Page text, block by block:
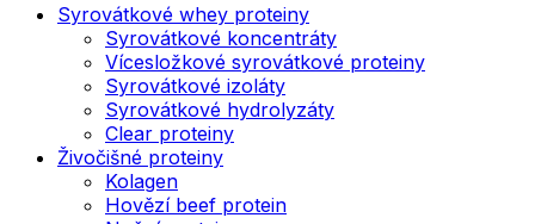
Syrovátkové whey proteiny
Syrovátkové koncentráty
Vícesložkové syrovátkové proteiny
Syrovátkové izoláty
Syrovátkové hydrolyzáty
Clear proteiny
Živočišné proteiny
Kolagen
Hovězí beef protein